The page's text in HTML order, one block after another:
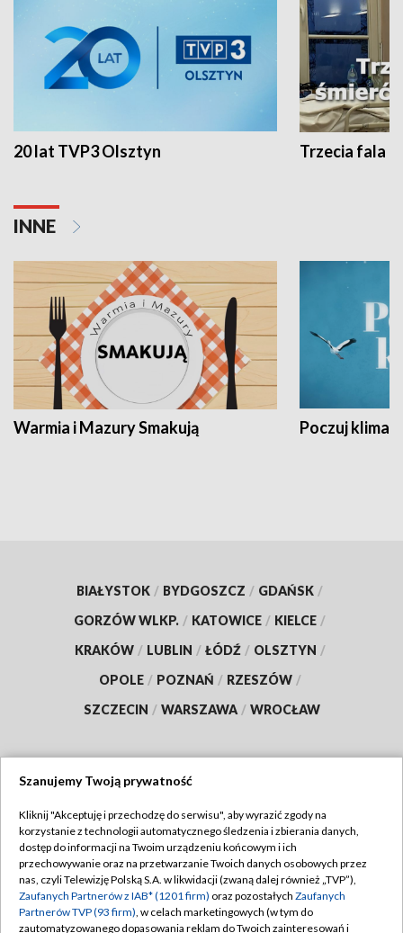
20 lat TVP3 Olsztyn Trzecia fala -
INNE
Warmia i Mazury Smakują Poczuj klimat
BIAŁYSTOK / BYDGOSZCZ / GDAŃSK /
GORZÓW WLKP. / KATOWICE / KIELCE /
KRAKÓW / LUBLIN / ŁÓDŹ / OLSZTYN /
OPOLE / POZNAŃ / RZESZÓW /
SZCZECIN / WARSZAWA / WROCŁAW
TVP
Abonament TVP
Emisja w TVP
Centrum informacji TVP
Regulamin TVP
Polityka prywatności
Moje zgody
Szanujemy Twoją prywatność
Kliknij "Akceptuję i przechodzę do serwisu", aby wyrazić zgody na
korzystanie z technologii automatycznego śledzenia i zbierania danych,
dostęp do informacji na Twoim urządzeniu końcowym i ich
przechowywanie oraz na przetwarzanie Twoich danych osobowych przez
nas, czyli Telewizję Polską S.A. w likwidacji (zwaną dalej również „TVP”),
Zaufanych Partnerów z IAB* (1201 firm) oraz pozostałych Zaufanych
Partnerów TVP (93 firm), w celach marketingowych (w tym do
zautomatyzowanego dopasowania reklam do Twoich zainteresowań i